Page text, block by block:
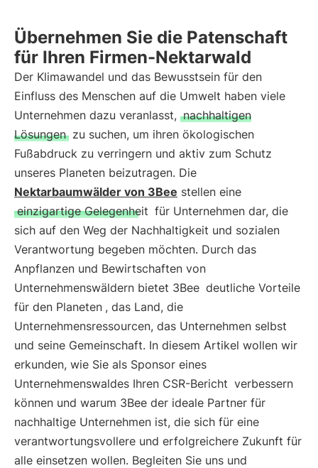
Übernehmen Sie die Patenschaft
für Ihren Firmen-Nektarwald
Der Klimawandel und das Bewusstsein für den
Einfluss des Menschen auf die Umwelt haben viele
Unternehmen dazu veranlasst, nachhaltigen
Lösungen zu suchen, um ihren ökologischen
Fußabdruck zu verringern und aktiv zum Schutz
unseres Planeten beizutragen. Die
Nektarbaumwälder von 3Bee stellen eine
einzigartige Gelegenheit für Unternehmen dar, die
sich auf den Weg der Nachhaltigkeit und sozialen
Verantwortung begeben möchten. Durch das
Anpflanzen und Bewirtschaften von
Unternehmenswäldern bietet 3Bee deutliche Vorteile
für den Planeten , das Land, die
Unternehmensressourcen, das Unternehmen selbst
und seine Gemeinschaft. In diesem Artikel wollen wir
erkunden, wie Sie als Sponsor eines
Unternehmenswaldes Ihren CSR-Bericht verbessern
können und warum 3Bee der ideale Partner für
nachhaltige Unternehmen ist, die sich für eine
verantwortungsvollere und erfolgreichere Zukunft für
alle einsetzen wollen. Begleiten Sie uns und